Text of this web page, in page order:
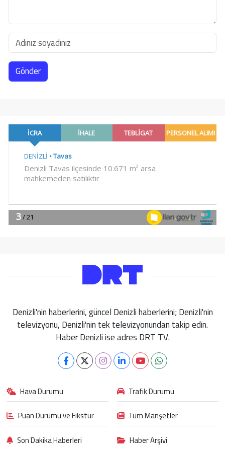
Gönder
Denizli'nin haberlerini, güncel Denizli haberlerini; Denizli'nin
televizyonu, Denizli'nin tek televizyonundan takip edin.
Haber Denizli ise adres DRT TV.
Hava Durumu
Trafik Durumu
Puan Durumu ve Fikstür
Tüm Manşetler
Son Dakika Haberleri
Haber Arşivi